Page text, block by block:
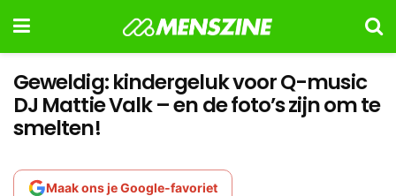
Geweldig: kindergeluk voor Q-music
DJ Mattie Valk – en de foto’s zijn om te
smelten!
Maak ons je Google-favoriet